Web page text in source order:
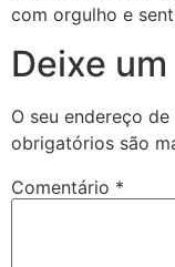
com orgulho e
Deixe
O seu endereço
obrigatórios são
Comentário *